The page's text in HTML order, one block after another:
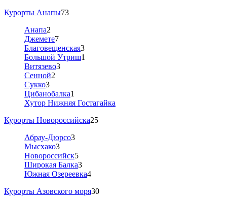
Курорты Анапы73
Анапа2
Джемете7
Благовещенская3
Большой Утриш1
Витязево3
Сенной2
Сукко3
Цибанобалка1
Хутор Нижняя Гостагайка
Курорты Новороссийска25
Абрау-Дюрсо3
Мысхако3
Новороссийск5
Широкая Балка3
Южная Озереевка4
Курорты Азовского моря30